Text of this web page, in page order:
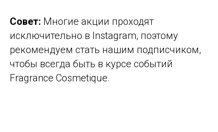
Совет: Многие акции проходят
исключительно в Instagram, поэтому
рекомендуем стать нашим подписчиком,
чтобы всегда быть в курсе событий
Fragrance Cosmetique.